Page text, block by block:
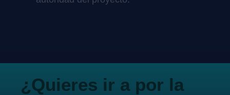
¿Quieres ir a por la